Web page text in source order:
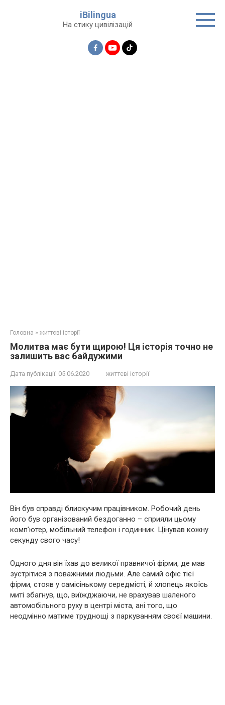
iBilingua
На стику цивілізацій
Головна » життєві історії
Молитва має бути щирою! Ця історія точно не
залишить вас байдужими
Дата публікації: 05.06.2020 життєві історії
Він був справді блискучим працівником. Робочий день
його був організований бездоганно – сприяли цьому
комп’ютер, мобільний телефон і годинник. Цінував кожну
секунду свого часу!
Одного дня він їхав до великої правничої фірми, де мав
зустрітися з поважними людьми. Але самий офіс тієї
фірми, стояв у самісінькому середмісті, й хлопець якоїсь
миті збагнув, що, виїжджаючи, не врахував шаленого
автомобільного руху в центрі міста, ані того, що
неодмінно матиме труднощі з паркуванням своєї машини.